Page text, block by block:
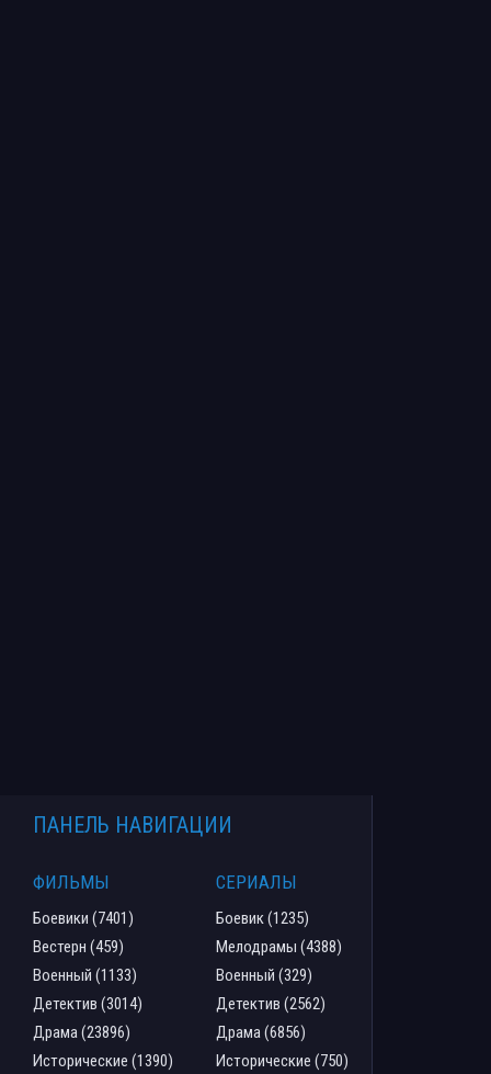
ПАНЕЛЬ НАВИГАЦИИ
ФИЛЬМЫ
Боевики (7401)
Вестерн (459)
Военный (1133)
Детектив (3014)
Драма (23896)
Исторические (1390)
СЕРИАЛЫ
Боевик (1235)
Мелодрамы (4388)
Военный (329)
Детектив (2562)
Драма (6856)
Исторические (750)